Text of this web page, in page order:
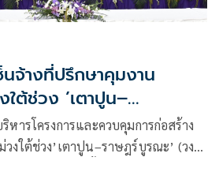
จ้างที่ปรึกษาคุมงาน
ต้ช่วง ’เตาปูน–
ารโครงการและควบคุมการก่อสร้าง
งใต้ช่วง’เตาปูน–ราษฎร์บูรณะ’ (วง